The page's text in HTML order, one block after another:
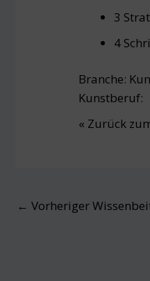
3
4
Branche:
Kunstberuf:
« Zurück
Post
← Vorheriger